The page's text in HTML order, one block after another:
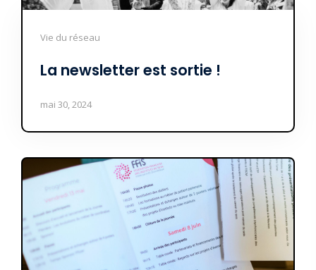
Vie du réseau
La newsletter est sortie !
mai 30, 2024